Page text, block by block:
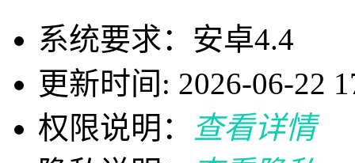
系统要求：安卓4.4
更新时间: 2026-06-22
权限说明：
查看详情